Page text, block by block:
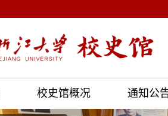
校史馆概况 通知公